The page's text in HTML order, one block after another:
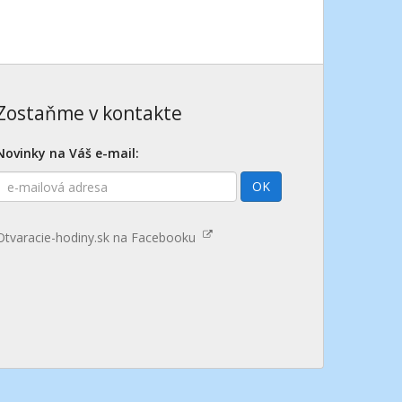
v kontakte
na Váš e-mail:
OK
hodiny.sk na Facebooku